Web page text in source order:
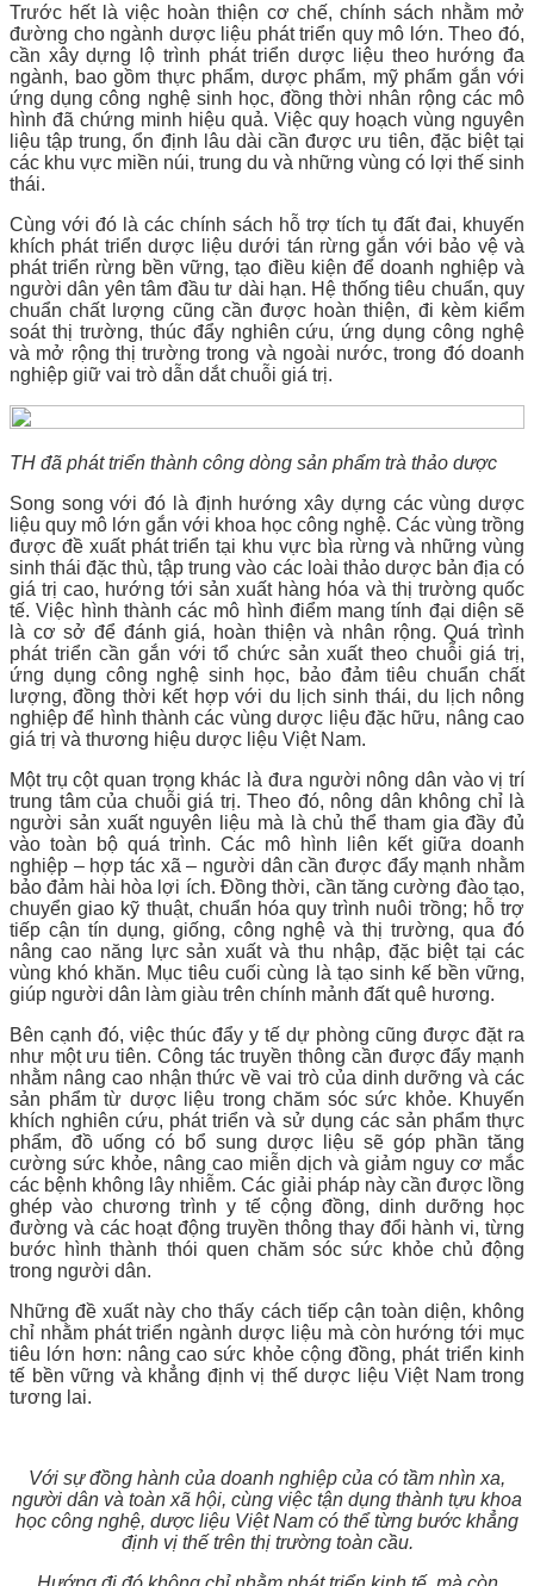
Trước hết là việc hoàn thiện cơ chế, chính sách nhằm mở
đường cho ngành dược liệu phát triển quy mô lớn. Theo đó,
cần xây dựng lộ trình phát triển dược liệu theo hướng đa
ngành, bao gồm thực phẩm, dược phẩm, mỹ phẩm gắn với
ứng dụng công nghệ sinh học, đồng thời nhân rộng các mô
hình đã chứng minh hiệu quả. Việc quy hoạch vùng nguyên
liệu tập trung, ổn định lâu dài cần được ưu tiên, đặc biệt tại
các khu vực miền núi, trung du và những vùng có lợi thế sinh
thái.
Cùng với đó là các chính sách hỗ trợ tích tụ đất đai, khuyến
khích phát triển dược liệu dưới tán rừng gắn với bảo vệ và
phát triển rừng bền vững, tạo điều kiện để doanh nghiệp và
người dân yên tâm đầu tư dài hạn. Hệ thống tiêu chuẩn, quy
chuẩn chất lượng cũng cần được hoàn thiện, đi kèm kiểm
soát thị trường, thúc đẩy nghiên cứu, ứng dụng công nghệ
và mở rộng thị trường trong và ngoài nước, trong đó doanh
nghiệp giữ vai trò dẫn dắt chuỗi giá trị.
TH đã phát triển thành công dòng sản phẩm trà thảo dược
Song song với đó là định hướng xây dựng các vùng dược
liệu quy mô lớn gắn với khoa học công nghệ. Các vùng trồng
được đề xuất phát triển tại khu vực bìa rừng và những vùng
sinh thái đặc thù, tập trung vào các loài thảo dược bản địa có
giá trị cao, hướng tới sản xuất hàng hóa và thị trường quốc
tế. Việc hình thành các mô hình điểm mang tính đại diện sẽ
là cơ sở để đánh giá, hoàn thiện và nhân rộng. Quá trình
phát triển cần gắn với tổ chức sản xuất theo chuỗi giá trị,
ứng dụng công nghệ sinh học, bảo đảm tiêu chuẩn chất
lượng, đồng thời kết hợp với du lịch sinh thái, du lịch nông
nghiệp để hình thành các vùng dược liệu đặc hữu, nâng cao
giá trị và thương hiệu dược liệu Việt Nam.
Một trụ cột quan trọng khác là đưa người nông dân vào vị trí
trung tâm của chuỗi giá trị. Theo đó, nông dân không chỉ là
người sản xuất nguyên liệu mà là chủ thể tham gia đầy đủ
vào toàn bộ quá trình. Các mô hình liên kết giữa doanh
nghiệp – hợp tác xã – người dân cần được đẩy mạnh nhằm
bảo đảm hài hòa lợi ích. Đồng thời, cần tăng cường đào tạo,
chuyển giao kỹ thuật, chuẩn hóa quy trình nuôi trồng; hỗ trợ
tiếp cận tín dụng, giống, công nghệ và thị trường, qua đó
nâng cao năng lực sản xuất và thu nhập, đặc biệt tại các
vùng khó khăn. Mục tiêu cuối cùng là tạo sinh kế bền vững,
giúp người dân làm giàu trên chính mảnh đất quê hương.
Bên cạnh đó, việc thúc đẩy y tế dự phòng cũng được đặt ra
như một ưu tiên. Công tác truyền thông cần được đẩy mạnh
nhằm nâng cao nhận thức về vai trò của dinh dưỡng và các
sản phẩm từ dược liệu trong chăm sóc sức khỏe. Khuyến
khích nghiên cứu, phát triển và sử dụng các sản phẩm thực
phẩm, đồ uống có bổ sung dược liệu sẽ góp phần tăng
cường sức khỏe, nâng cao miễn dịch và giảm nguy cơ mắc
các bệnh không lây nhiễm. Các giải pháp này cần được lồng
ghép vào chương trình y tế cộng đồng, dinh dưỡng học
đường và các hoạt động truyền thông thay đổi hành vi, từng
bước hình thành thói quen chăm sóc sức khỏe chủ động
trong người dân.
Những đề xuất này cho thấy cách tiếp cận toàn diện, không
chỉ nhằm phát triển ngành dược liệu mà còn hướng tới mục
tiêu lớn hơn: nâng cao sức khỏe cộng đồng, phát triển kinh
tế bền vững và khẳng định vị thế dược liệu Việt Nam trong
tương lai.
Với sự đồng hành của doanh nghiệp của có tầm nhìn xa,
người dân và toàn xã hội, cùng việc tận dụng thành tựu khoa
học công nghệ, dược liệu Việt Nam có thể từng bước khẳng
định vị thế trên thị trường toàn cầu.